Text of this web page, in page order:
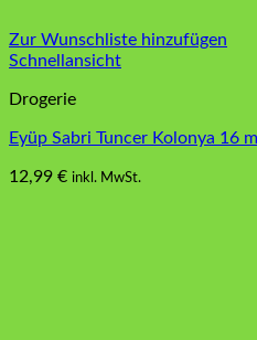
Zur Wunschliste hinzufügen
Schnellansicht
Drogerie
Eyüp Sabri Tuncer Kolonya 16
12,99 € inkl. MwSt.